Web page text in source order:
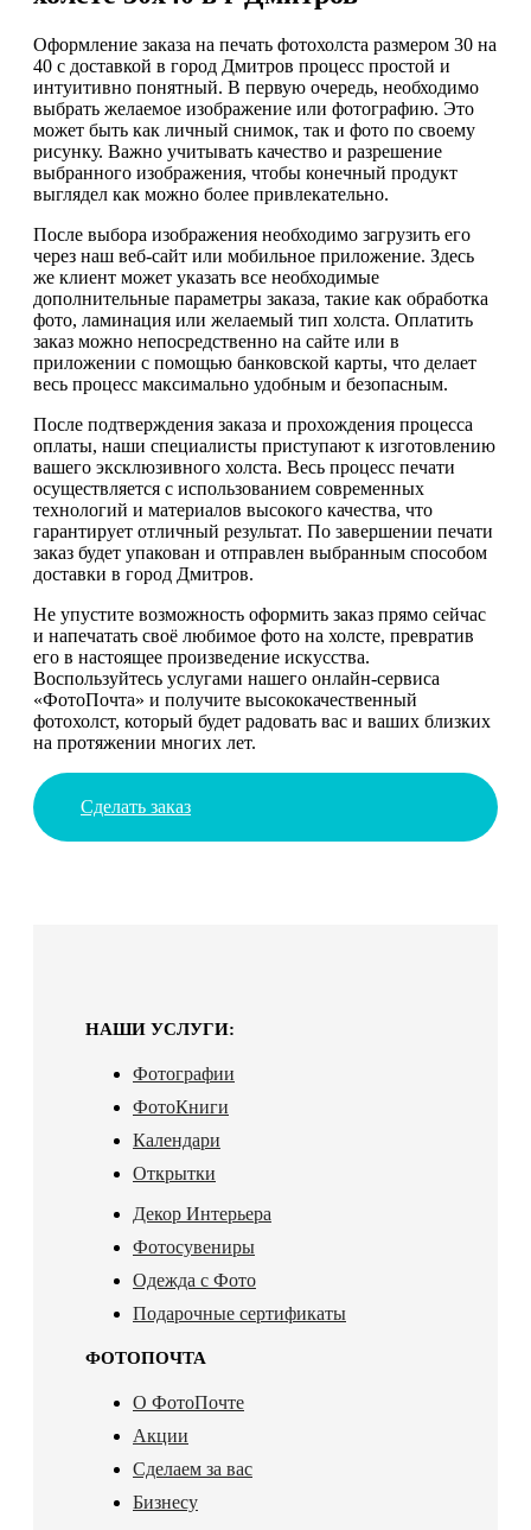
Оформление заказа на печать фотохолста размером 30 на
40 с доставкой в город Дмитров процесс простой и
интуитивно понятный. В первую очередь, необходимо
выбрать желаемое изображение или фотографию. Это
может быть как личный снимок, так и фото по своему
рисунку. Важно учитывать качество и разрешение
выбранного изображения, чтобы конечный продукт
выглядел как можно более привлекательно.
После выбора изображения необходимо загрузить его
через наш веб-сайт или мобильное приложение. Здесь
же клиент может указать все необходимые
дополнительные параметры заказа, такие как обработка
фото, ламинация или желаемый тип холста. Оплатить
заказ можно непосредственно на сайте или в
приложении с помощью банковской карты, что делает
весь процесс максимально удобным и безопасным.
После подтверждения заказа и прохождения процесса
оплаты, наши специалисты приступают к изготовлению
вашего эксклюзивного холста. Весь процесс печати
осуществляется с использованием современных
технологий и материалов высокого качества, что
гарантирует отличный результат. По завершении печати
заказ будет упакован и отправлен выбранным способом
доставки в город Дмитров.
Не упустите возможность оформить заказ прямо сейчас
и напечатать своё любимое фото на холсте, превратив
его в настоящее произведение искусства.
Воспользуйтесь услугами нашего онлайн-сервиса
«ФотоПочта» и получите высококачественный
фотохолст, который будет радовать вас и ваших близких
на протяжении многих лет.
Сделать заказ
НАШИ УСЛУГИ:
Фотографии
ФотоКниги
Календари
Открытки
Декор Интерьера
Фотосувениры
Одежда с Фото
Подарочные сертификаты
ФОТОПОЧТА
О ФотоПочте
Акции
Сделаем за вас
Бизнесу